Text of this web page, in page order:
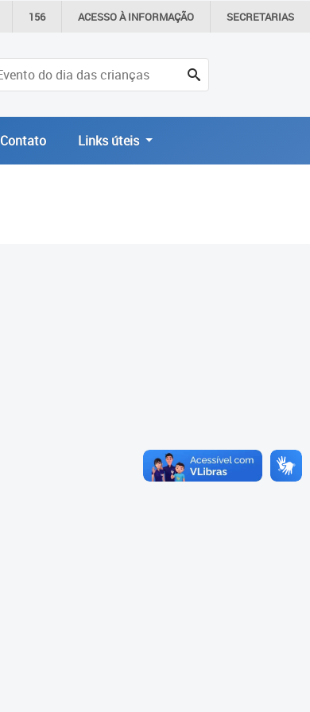
156 ACESSO ÀINFORMAÇÃO SECRETARIAS
Contato Links úteis